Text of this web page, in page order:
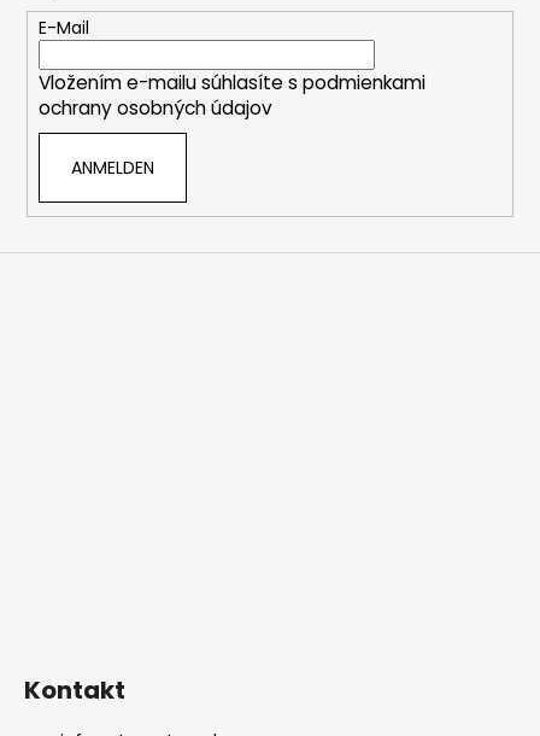
E-Mail
Vložením e-mailu súhlasíte s podmienkami
ochrany osobných údajov
ANMELDEN
Kontakt